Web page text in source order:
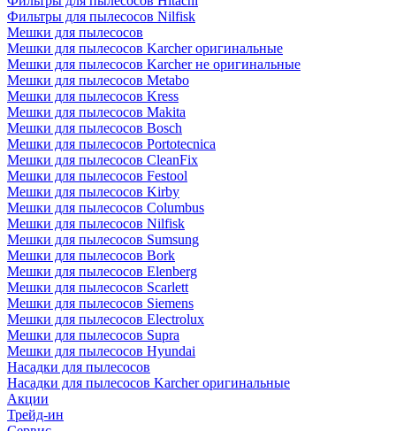
Фильтры для пылесосов Nilfisk
Мешки для пылесосов
Мешки для пылесосов Karcher оригинальные
Мешки для пылесосов Karcher не оригинальные
Мешки для пылесосов Metabo
Мешки для пылесосов Kress
Мешки для пылесосов Makita
Мешки для пылесосов Bosch
Мешки для пылесосов Portotecnica
Мешки для пылесосов CleanFix
Мешки для пылесосов Festool
Мешки для пылесосов Kirby
Мешки для пылесосов Columbus
Мешки для пылесосов Nilfisk
Мешки для пылесосов Sumsung
Мешки для пылесосов Bork
Мешки для пылесосов Elenberg
Мешки для пылесосов Scarlett
Мешки для пылесосов Siemens
Мешки для пылесосов Electrolux
Мешки для пылесосов Supra
Мешки для пылесосов Hyundai
Насадки для пылесосов
Насадки для пылесосов Karcher оригинальные
Акции
Трейд-ин